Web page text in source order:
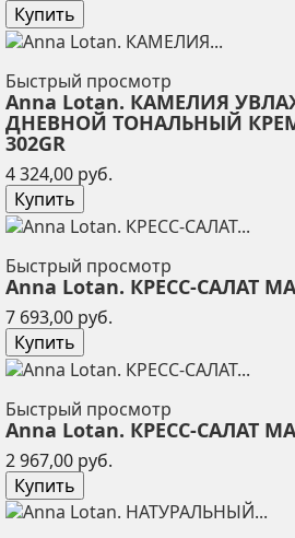
Купить
Быстрый просмотр
Anna Lotan. КАМЕЛИЯ
ДНЕВНОЙ ТОНАЛЬНЫЙ КРЕМ
302GR
4 324,00 руб.
Купить
Быстрый просмотр
Anna Lotan. КРЕСС-САЛАТ
7 693,00 руб.
Купить
Быстрый просмотр
Anna Lotan. КРЕСС-САЛАТ
2 967,00 руб.
Купить